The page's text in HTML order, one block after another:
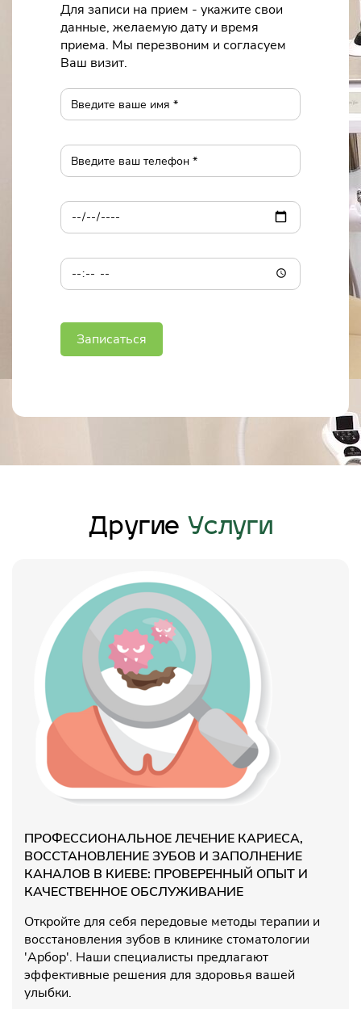
Для записи на прием - укажите свои
данные, желаемую дату и время
приема. Мы перезвоним и согласуем
Ваш визит.
Записаться
Другие Услуги
ПРОФЕССИОНАЛЬНОЕ ЛЕЧЕНИЕ КАРИЕСА,
ВОССТАНОВЛЕНИЕ ЗУБОВ И ЗАПОЛНЕНИЕ
КАНАЛОВ В КИЕВЕ: ПРОВЕРЕННЫЙ ОПЫТ И
КАЧЕСТВЕННОЕ ОБСЛУЖИВАНИЕ
Откройте для себя передовые методы терапии и
восстановления зубов в клинике стоматологии
'Арбор'. Наши специалисты предлагают
эффективные решения для здоровья вашей
улыбки.